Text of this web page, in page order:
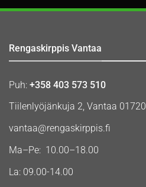
Rengaskirppis Vantaa
Puh: +358 403 573 510
Tiilenlyöjänkuja 2, Vantaa 01720
vantaa@rengaskirppis.fi
Ma–Pe: 10.00–18.00
La: 09.00-14.00